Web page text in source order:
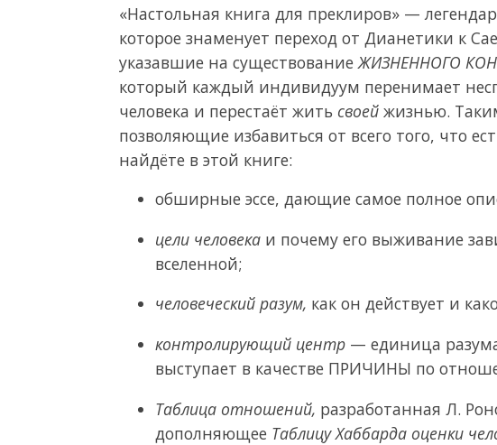
«Настольная книга для преклиров» —
которое знаменует переход от Дианетики к
указавшие на существованиеЖИЗНЕННОГО
который каждый индивидуум перенимает
человека и перестаёт жить своей жизнью.
позволяющие избавиться от всего того, что
найдёте в этой книге:
обширные эссе, дающие самое полное
цели человека и почему его выживание
вселенной;
человеческий разум, как он действует и
контролирующий центр — единица
выступает в качестве ПРИЧИНЫ по
Таблица отношений, разработанная Л.
дополняющее Таблицу Хаббарда оценки